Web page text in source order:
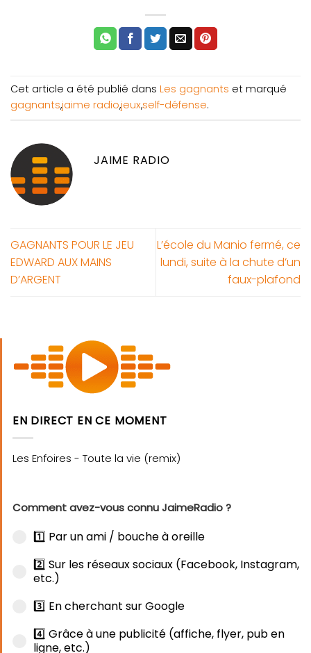
Cet article a été publié dans Les gagnants et marqué
gagnants,jaime radio,jeux,self-défense.
JAIME RADIO
GAGNANTS POUR LE JEU
EDWARD AUX MAINS
D’ARGENT
L’école du Manio fermé, ce
lundi, suite à la chute d’un
faux-plafond
EN DIRECT EN CE MOMENT
Comment avez-vous connu JaimeRadio ?
1️⃣ Par un ami / bouche à oreille
2️⃣ Sur les réseaux sociaux (Facebook, Instagram,
etc.)
3️⃣ En cherchant sur Google
4️⃣ Grâce à une publicité (affiche, flyer, pub en
ligne, etc.)